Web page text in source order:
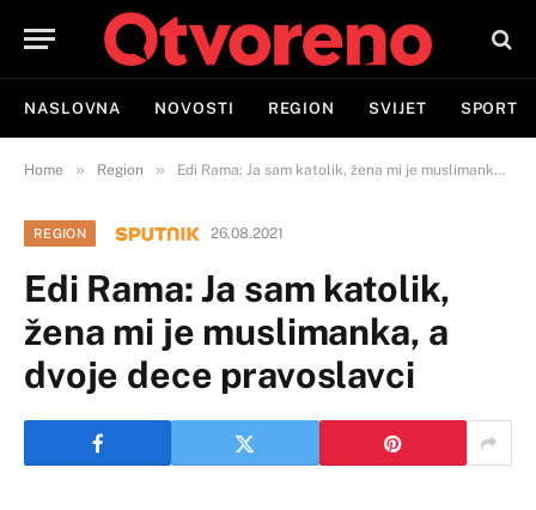
NASLOVNA NOVOSTI REGION SVIJET SPORT
Home » Region » Edi Rama: Ja sam katolik, žena mi je muslimanka, a dvoje dece pravoslavci
REGION 26.08.2021
Edi Rama: Ja sam katolik,
žena mi je muslimanka, a
dvoje dece pravoslavci